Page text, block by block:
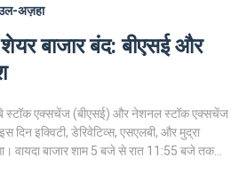
अज़हा
बाजार बंद: बीएसई और
स्टॉक एक्सचेंज (बीएसई) और नेशनल स्टॉक एक्सचेंज
इक्विटी, डेरिवेटिव्स, एसएलबी, और मुद्रा
वायदा बाजार शाम 5 बजे से रात 11:55 बजे तक